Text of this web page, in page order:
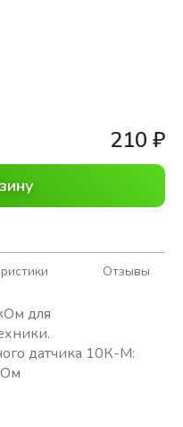
210 ₽
Отзывы
для
датчика 10К-М: